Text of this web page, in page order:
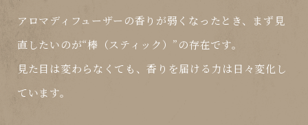
アロマディフューザーの香りが弱くなったとき、まず見
直したいのが“棒（スティック）”の存在です。
見た目は変わらなくても、香りを届ける力は日々変化し
ています。